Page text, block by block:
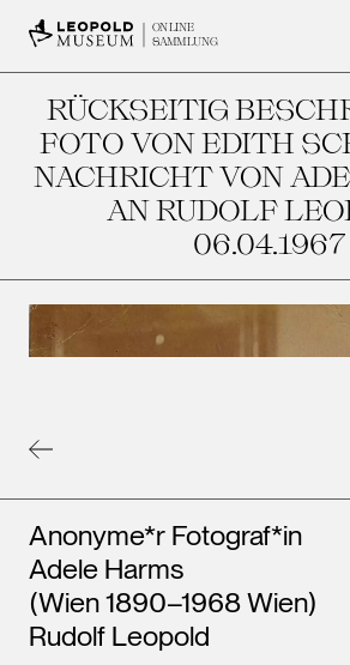
ONLINE
SAMMLUNG
RÜCKSEITIG
FOTO VON EDITH
NACHRICHT VON
AN RUDOLF
06.04.1967
Künstler*innen
Anonyme*r Fotograf*in
Adele Harms
(Wien 1890–1968 Wien)
Rudolf Leopold